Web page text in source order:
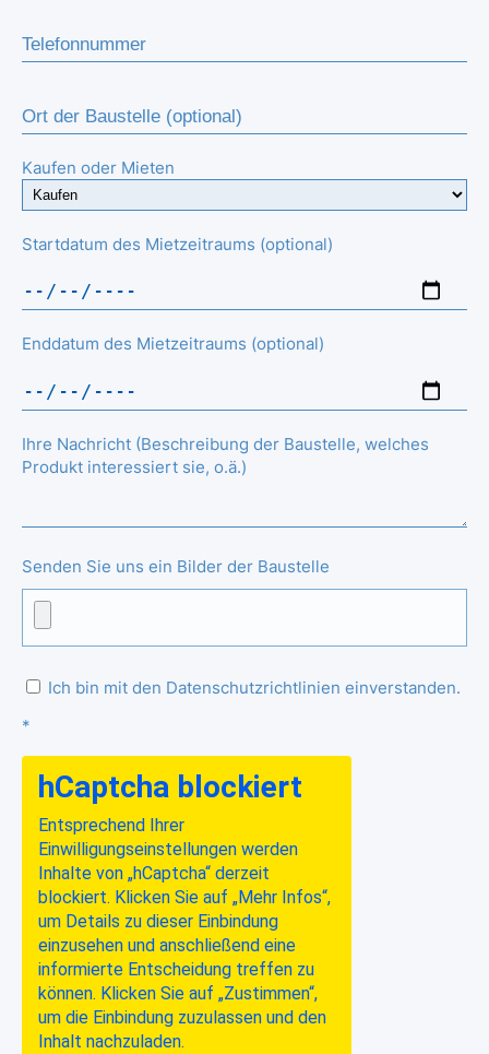
Kaufen oder Mieten
Startdatum des Mietzeitraums (optional)
Enddatum des Mietzeitraums (optional)
Ihre Nachricht (Beschreibung der Baustelle, welches
Produkt interessiert sie, o.ä.)
Senden Sie uns ein Bilder der Baustelle
Ich bin mit den Datenschutzrichtlinien einverstanden.
*